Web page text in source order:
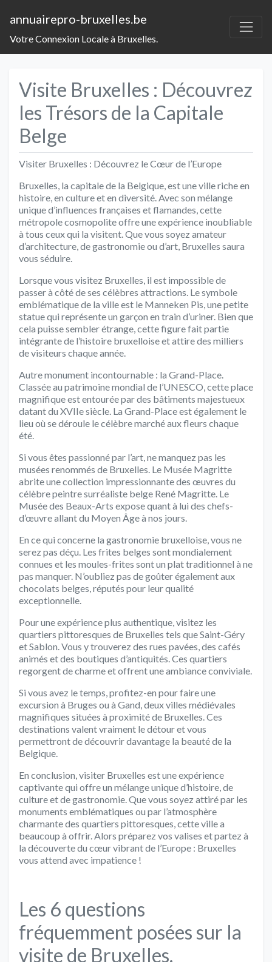
annuairepro-bruxelles.be
Votre Connexion Locale à Bruxelles.
Visite Bruxelles : Découvrez
les Trésors de la Capitale
Belge
Visiter Bruxelles : Découvrez le Cœur de l’Europe
Bruxelles, la capitale de la Belgique, est une ville riche en
histoire, en culture et en diversité. Avec son mélange
unique d’influences françaises et flamandes, cette
métropole cosmopolite offre une expérience inoubliable
à tous ceux qui la visitent. Que vous soyez amateur
d’architecture, de gastronomie ou d’art, Bruxelles saura
vous séduire.
Lorsque vous visitez Bruxelles, il est impossible de
passer à côté de ses célèbres attractions. Le symbole
emblématique de la ville est le Manneken Pis, une petite
statue qui représente un garçon en train d’uriner. Bien que
cela puisse sembler étrange, cette figure fait partie
intégrante de l’histoire bruxelloise et attire des milliers
de visiteurs chaque année.
Autre monument incontournable : la Grand-Place.
Classée au patrimoine mondial de l’UNESCO, cette place
magnifique est entourée par des bâtiments majestueux
datant du XVIIe siècle. La Grand-Place est également le
lieu où se déroule le célèbre marché aux fleurs chaque
été.
Si vous êtes passionné par l’art, ne manquez pas les
musées renommés de Bruxelles. Le Musée Magritte
abrite une collection impressionnante des œuvres du
célèbre peintre surréaliste belge René Magritte. Le
Musée des Beaux-Arts expose quant à lui des chefs-
d’œuvre allant du Moyen Âge à nos jours.
En ce qui concerne la gastronomie bruxelloise, vous ne
serez pas déçu. Les frites belges sont mondialement
connues et les moules-frites sont un plat traditionnel à ne
pas manquer. N’oubliez pas de goûter également aux
chocolats belges, réputés pour leur qualité
exceptionnelle.
Pour une expérience plus authentique, visitez les
quartiers pittoresques de Bruxelles tels que Saint-Géry
et Sablon. Vous y trouverez des rues pavées, des cafés
animés et des boutiques d’antiquités. Ces quartiers
regorgent de charme et offrent une ambiance conviviale.
Si vous avez le temps, profitez-en pour faire une
excursion à Bruges ou à Gand, deux villes médiévales
magnifiques situées à proximité de Bruxelles. Ces
destinations valent vraiment le détour et vous
permettront de découvrir davantage la beauté de la
Belgique.
En conclusion, visiter Bruxelles est une expérience
captivante qui offre un mélange unique d’histoire, de
culture et de gastronomie. Que vous soyez attiré par les
monuments emblématiques ou par l’atmosphère
charmante des quartiers pittoresques, cette ville a
beaucoup à offrir. Alors préparez vos valises et partez à
la découverte du cœur vibrant de l’Europe : Bruxelles
vous attend avec impatience !
Les 6 questions
fréquemment posées sur la
visite de Bruxelles.